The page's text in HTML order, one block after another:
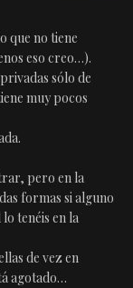
que no tiene
eso creo…).
sólo de
muy pocos
pero en la
formas si alguno
tenéis en la
de vez en
agotado…